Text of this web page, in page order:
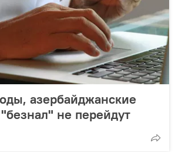
азербайджанские
не перейдут